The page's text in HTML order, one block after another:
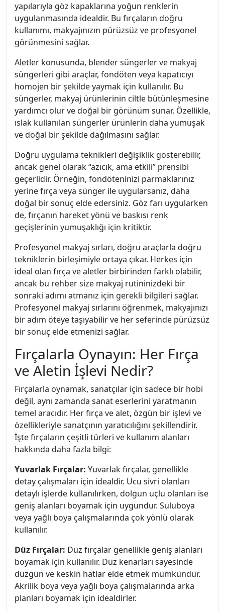
yapılarıyla göz kapaklarına yoğun renklerin
uygulanmasında idealdir. Bu fırçaların doğru
kullanımı, makyajınızın pürüzsüz ve profesyonel
görünmesini sağlar.
Aletler konusunda, blender süngerler ve makyaj
süngerleri gibi araçlar, fondöten veya kapatıcıyı
homojen bir şekilde yaymak için kullanılır. Bu
süngerler, makyaj ürünlerinin ciltle bütünleşmesine
yardımcı olur ve doğal bir görünüm sunar. Özellikle,
ıslak kullanılan süngerler ürünlerin daha yumuşak
ve doğal bir şekilde dağılmasını sağlar.
Doğru uygulama teknikleri değişiklik gösterebilir,
ancak genel olarak “azıcık, ama etkili” prensibi
geçerlidir. Örneğin, fondöteninizi parmaklarınız
yerine fırça veya sünger ile uygularsanız, daha
doğal bir sonuç elde edersiniz. Göz farı uygularken
de, fırçanın hareket yönü ve baskısı renk
geçişlerinin yumuşaklığı için kritiktir.
Profesyonel makyaj sırları, doğru araçlarla doğru
tekniklerin birleşimiyle ortaya çıkar. Herkes için
ideal olan fırça ve aletler birbirinden farklı olabilir,
ancak bu rehber size makyaj rutininizdeki bir
sonraki adımı atmanız için gerekli bilgileri sağlar.
Profesyonel makyaj sırlarını öğrenmek, makyajınızı
bir adım öteye taşıyabilir ve her seferinde pürüzsüz
bir sonuç elde etmenizi sağlar.
Fırçalarla Oynayın: Her Fırça
ve Aletin İşlevi Nedir?
Fırçalarla oynamak, sanatçılar için sadece bir hobi
değil, aynı zamanda sanat eserlerini yaratmanın
temel aracıdır. Her fırça ve alet, özgün bir işlevi ve
özellikleriyle sanatçının yaratıcılığını şekillendirir.
İşte fırçaların çeşitli türleri ve kullanım alanları
hakkında daha fazla bilgi:
Yuvarlak Fırçalar: Yuvarlak fırçalar, genellikle
detay çalışmaları için idealdir. Ucu sivri olanları
detaylı işlerde kullanılırken, dolgun uçlu olanları ise
geniş alanları boyamak için uygundur. Suluboya
veya yağlı boya çalışmalarında çok yönlü olarak
kullanılır.
Düz Fırçalar: Düz fırçalar genellikle geniş alanları
boyamak için kullanılır. Düz kenarları sayesinde
düzgün ve keskin hatlar elde etmek mümkündür.
Akrilik boya veya yağlı boya çalışmalarında arka
planları boyamak için idealdirler.